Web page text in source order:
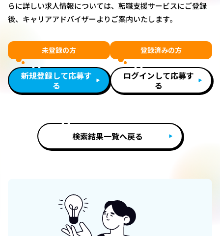
らに詳しい求人情報については、転職支援サービスにご登録
後、キャリアアドバイザーよりご案内いたします。
未登録の方
新規登録して応募す
る
登録済みの方
ログインして応募す
る
検索結果一覧へ戻る